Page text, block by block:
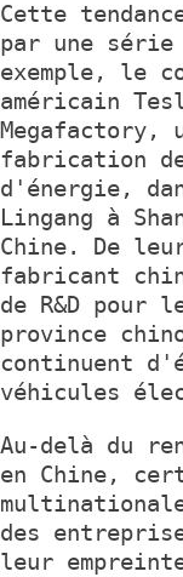
Cette
par une
exemple, le
américain
Megafactory,
fabrication
d'énergie,
Lingang à
Chine. De
fabricant
de R&D pour
province
continuent
véhicules
Au-delà du
en Chine,
des
leur